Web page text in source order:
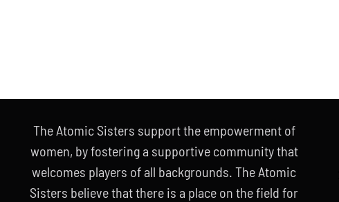
The Atomic Sisters support the empowerment of
women, by fostering a supportive community that
welcomes players of all backgrounds. The Atomic
Sisters believe that there is a place on the field for